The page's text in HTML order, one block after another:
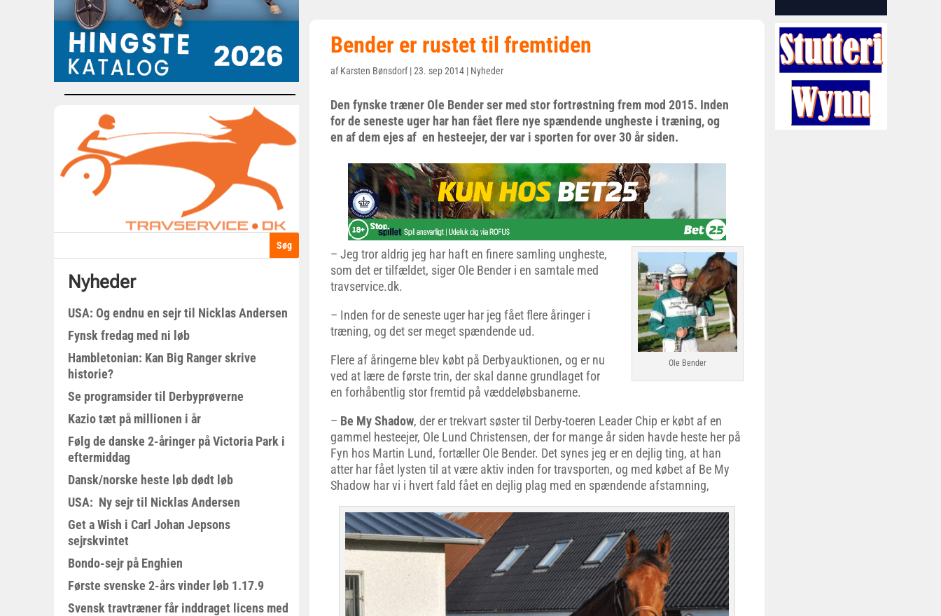
Nyheder
USA: Og endnu en sejr til Nicklas Andersen
Fynsk fredag med ni løb
Hambletonian: Kan Big Ranger skrive
historie?
Se programsider til Derbyprøverne
Kazio tæt på millionen i år
Følg de danske 2-åringer på Victoria Park i
eftermiddag
Dansk/norske heste løb dødt løb
USA: Ny sejr til Nicklas Andersen
Get a Wish i Carl Johan Jepsons
sejrskvintet
Bondo-sejr på Enghien
Første svenske 2-års vinder løb 1.17.9
Svensk travtræner får inddraget licens med
Bender er rustet til fremtiden
afKarsten Bønsdorf|23. sep 2014 | Nyheder
Den fynske træner Ole Bender ser med stor fortrøstning frem mod 2015. Inden
for de seneste uger har han fået flere nye spændende ungheste i træning, og
en af dem ejes af en hesteejer, der var i sporten for over 30 år siden.
Ole Bender
– Jeg tror aldrig jeg har haft en finere samling ungheste,
som det er tilfældet, siger Ole Bender i en samtale med
travservice.dk.
– Inden for de seneste uger har jeg fået flere åringer i
træning, og det ser meget spændende ud.
Flere af åringerne blev købt på Derbyauktionen, og er nu
ved at lære de første trin, der skal danne grundlaget for
en forhåbentlig stor fremtid på væddeløbsbanerne.
– Be My Shadow, der er trekvart søster til Derby-toeren Leader Chip er købt af en
gammel hesteejer, Ole Lund Christensen, der for mange år siden havde heste her på
Fyn hos Martin Lund, fortæller Ole Bender. Det synes jeg er en dejlig ting, at han
atter har fået lysten til at være aktiv inden for travsporten, og med købet af Be My
Shadow har vi i hvert fald fået en dejlig plag med en spændende afstamning,